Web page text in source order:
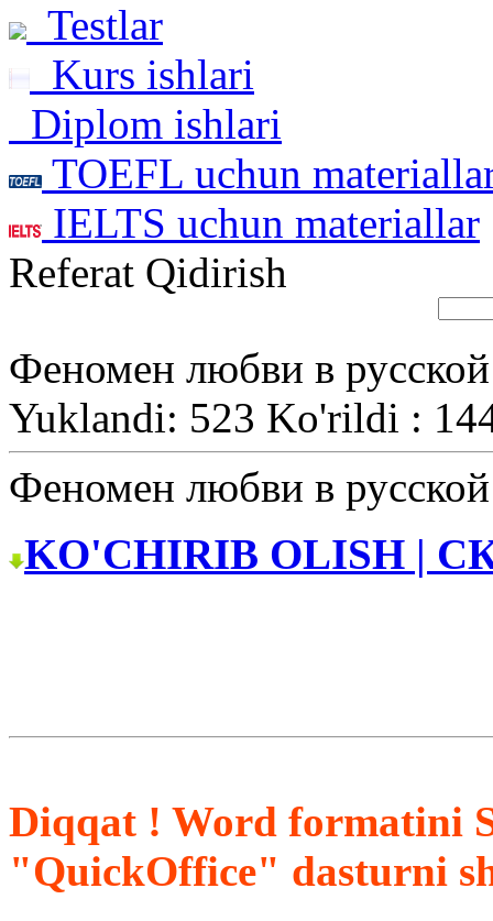
Testlar
Kurs ishlari
Diplom ishlari
TOEFL uchun
IELTS uchun materiallar
Referat Qidirish
Феномен любви в
Yuklandi: 523 Ko'rildi :
Феномен любви в
KO'CHIRIB OLISH |
Diqqat ! Word formatini
"QuickOffice" dasturni